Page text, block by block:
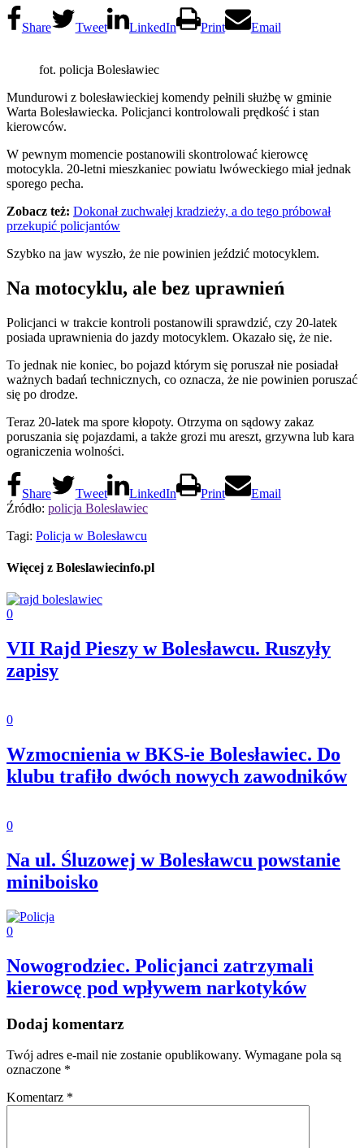
Share Tweet LinkedIn Print Email
fot. policja Bolesławiec
Mundurowi z bolesławieckiej komendy pełnili służbę w gminie
Warta Bolesławiecka. Policjanci kontrolowali prędkość i stan
kierowców.
W pewnym momencie postanowili skontrolować kierowcę
motocykla. 20-letni mieszkaniec powiatu lwóweckiego miał jednak
sporego pecha.
Zobacz też: Dokonał zuchwałej kradzieży, a do tego próbował
przekupić policjantów
Szybko na jaw wyszło, że nie powinien jeździć motocyklem.
Na motocyklu, ale bez uprawnień
Policjanci w trakcie kontroli postanowili sprawdzić, czy 20-latek
posiada uprawnienia do jazdy motocyklem. Okazało się, że nie.
To jednak nie koniec, bo pojazd którym się poruszał nie posiadał
ważnych badań technicznych, co oznacza, że nie powinien poruszać
się po drodze.
Teraz 20-latek ma spore kłopoty. Otrzyma on sądowy zakaz
poruszania się pojazdami, a także grozi mu areszt, grzywna lub kara
ograniczenia wolności.
Share Tweet LinkedIn Print
Email
Źródło: policja Bolesławiec
Tagi: Policja w Bolesławcu
Więcej z Boleslawiecinfo.pl
0
VII Rajd Pieszy w Bolesławcu. Ruszyły
zapisy
0
Wzmocnienia w BKS-ie Bolesławiec. Do
klubu trafiło dwóch nowych zawodników
0
Na ul. Śluzowej w Bolesławcu powstanie
miniboisko
0
Nowogrodziec. Policjanci zatrzymali
kierowcę pod wpływem narkotyków
Dodaj komentarz
Twój adres e-mail nie zostanie opublikowany. Wymagane pola są
oznaczone *
Komentarz *